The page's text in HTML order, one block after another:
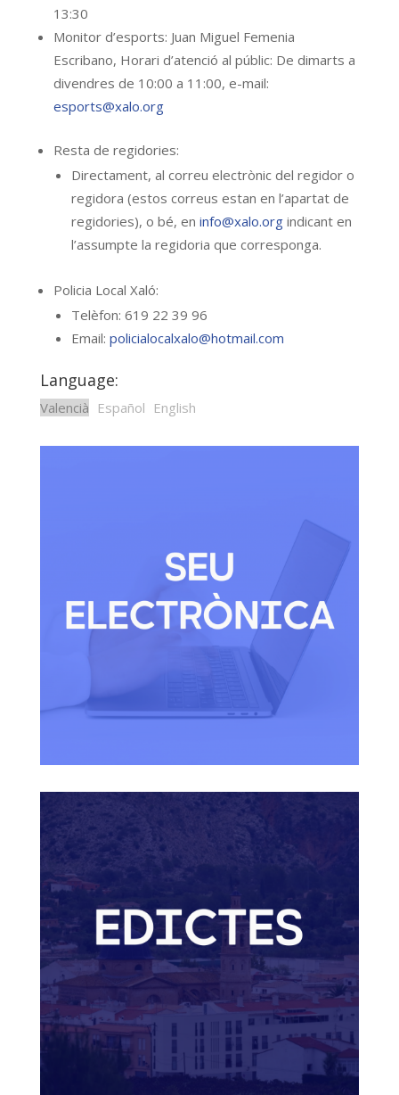
13:30
Monitor d’esports: Juan Miguel Femenia
Escribano, Horari d’atenció al públic: De dimarts a
divendres de 10:00 a 11:00, e-mail:
esports@xalo.org
Resta de regidories:
Directament, al correu electrònic del regidor o
regidora (estos correus estan en l’apartat de
regidories), o bé, en info@xalo.orgindicant en
l’assumpte la regidoria que corresponga.
Policia Local Xaló:
Telèfon: 619 22 39 96
Email: policialocalxalo@hotmail.com
Language:
Valencià Español English